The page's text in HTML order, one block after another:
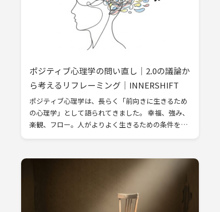
ポジティブ心理学の問い直し｜2.0の議論か
ら考えるリフレーミング｜INNERSHIFT
ポジティブ心理学は、長らく「前向きに生きるため
の心理学」として語られてきました。 幸福、強み、
楽観、フロー。人がよりよく生きるための条件を明